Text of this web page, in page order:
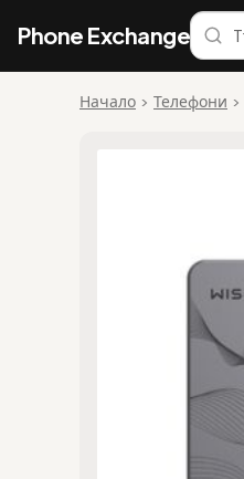
Phone Exchange
Начало > Телефони >